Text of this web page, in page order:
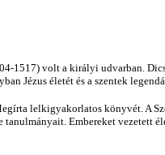
1517) volt a királyi udvarban.
Jézus életét és a szentek
lelkigyakorlatos könyvét. A
Embereket vezetett